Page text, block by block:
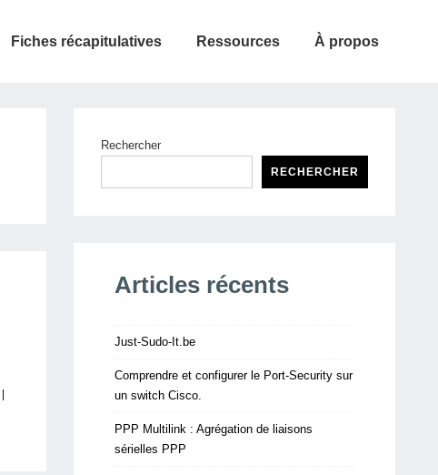
Fiches récapitulatives Ressources À propos
Rechercher
RECHERCHER
Articles récents
Just-Sudo-It.be
Comprendre et configurer le Port-Security sur
un switch Cisco.
PPP Multilink : Agrégation de liaisons
sérielles PPP